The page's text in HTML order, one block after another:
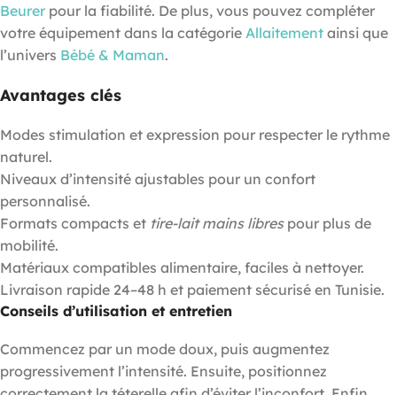
Beurer pour la fiabilité. De plus, vous pouvez compléter
votre équipement dans la catégorie Allaitement ainsi que
l’univers Bébé & Maman.
Avantages clés
Modes stimulation et expression pour respecter le rythme
naturel.
Niveaux d’intensité ajustables pour un confort
personnalisé.
Formats compacts et tire-lait mains librespour plus de
mobilité.
Matériaux compatibles alimentaire, faciles à nettoyer.
Livraison rapide 24–48 h et paiement sécurisé en Tunisie.
Conseils d’utilisation et entretien
Commencez par un mode doux, puis augmentez
progressivement l’intensité. Ensuite, positionnez